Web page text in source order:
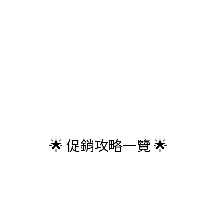
🌟 促銷攻略一覽 🌟